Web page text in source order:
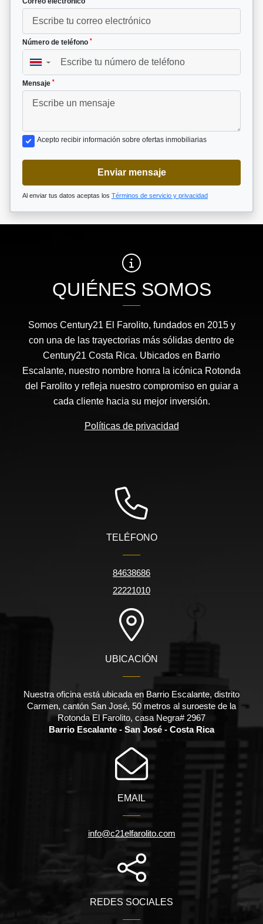
Número de teléfono *
▼
Mensaje *
Acepto recibir información sobre ofertas inmobiliarias
Enviar mensaje
Al enviar tus datos aceptas los Términos de servicio y privacidad
QUIÉNES SOMOS
Somos Century21 El Farolito, fundados en 2015 y
con una de las trayectorias más sólidas dentro de
Century21 Costa Rica. Ubicados en Barrio
Escalante, nuestro nombre honra la icónica Rotonda
del Farolito y refleja nuestro compromiso en guiar a
cada cliente hacia su mejor inversión.
Políticas de privacidad
TELÉFONO
84638686
22221010
UBICACIÓN
Nuestra oficina está ubicada en Barrio Escalante, distrito
Carmen, cantón San José, 50 metros al suroeste de la
Rotonda El Farolito, casa Negra# 2967
Barrio Escalante - San José - Costa Rica
EMAIL
info@c21elfarolito.com
REDES SOCIALES